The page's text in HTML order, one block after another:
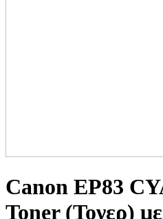
Canon EP83
Toner (Τονερ)